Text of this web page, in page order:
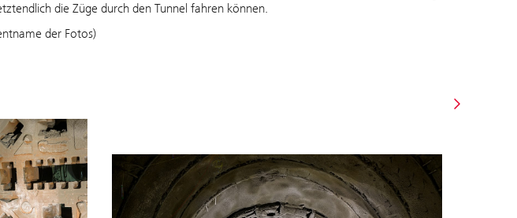
die Züge durch den Tunnel fahren können.
der Fotos)